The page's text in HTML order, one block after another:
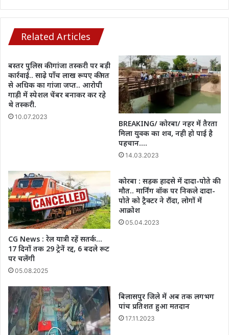
Related Articles
बस्तर पुलिस की गांजा तस्करी पर बड़ी
कार्रवाई.. साढ़े पाँच लाख रूपए कीमत
से अधिक का गांजा जप्त.. आरोपी
गाड़ी में स्पेशल चेंबर बनाकर कर रहे
थे तस्करी.
10.07.2023
BREAKING/ कोरबा/ नहर में तैरता
मिला युवक का शव, नही हो पाई है
पहचान….
14.03.2023
CG News : रेल यात्री रहें सतर्क…
17 दिनों तक 29 ट्रेनें रद्द, 6 बदले रूट
पर चलेंगी
05.08.2025
कोरबा : सड़क हादसे में दादा-पोते की
मौत.. मार्निंग वॉक पर निकले दादा-
पोते को ट्रैक्टर ने रौंदा, लोगों में
आक्रोश
05.04.2023
बिलासपुर जिले में अब तक लगभग
पांच प्रतिशत हुआ मतदान
17.11.2023